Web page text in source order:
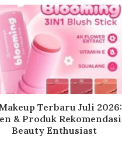
Terbaru Juli 2026:
& Produk Rekomendasi
Beauty Enthusiast